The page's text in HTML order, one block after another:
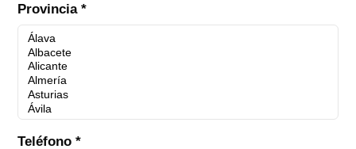
Provincia *
Teléfono *